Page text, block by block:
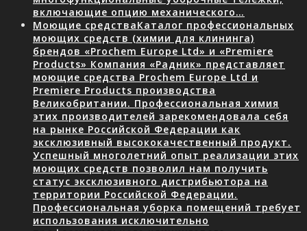
включающие опцию механического…
Моющие средстваКаталог профессиональных
моющих средств (химии для клининга)
брендов «Prochem Europe Ltd» и «Premiere
Products» Компания «Радник» представляет
моющие средства Prochem Europe Ltd и
Premiere Products производства
Великобритании. Профессиональная химия
этих производителей зарекомендовала себя
на рынке Российской Федерации как
эксклюзивный высококачественный продукт.
Успешный многолетний опыт реализации этих
моющих средств позволил нам получить
статус эксклюзивного дистрибьютора на
территории Российской Федерации.
Профессиональная уборка помещений требует
использования исключительно